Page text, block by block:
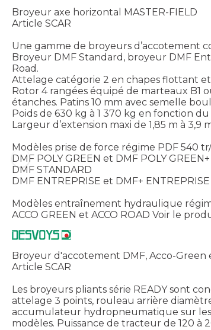
Broyeur axe horizontal MASTER-FIELD
Article SCAR
Une gamme de broyeurs d’accotement
Broyeur DMF Standard, broyeur DMF
Road.
Attelage catégorie 2 en chapes flottant
Rotor 4 rangées équipé de marteaux B1
étanches. Patins 10 mm avec semelle
Poids de 630 kg à 1 370 kg en fonction
Largeur d’extension maxi de 1,85 m à
Modèles prise de force régime PDF 540
DMF POLY GREEN et DMF POLY GREEN+
DMF STANDARD
DMF ENTREPRISE et DMF+ ENTREPRISE
Modèles entraînement hydraulique
ACCO GREEN et ACCO ROAD Voir le
Broyeur d'accotement DMF, Acco-Green
Article SCAR
Les broyeurs pliants série READY sont
attelage 3 points, rouleau arrière
accumulateur hydropneumatique sur les
modèles. Puissance de tracteur de 120 à